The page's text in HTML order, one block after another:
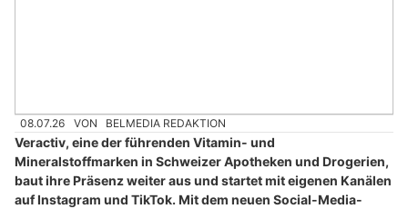
08.07.26 VON BELMEDIA REDAKTION
Veractiv, eine der führenden Vitamin- und
Mineralstoffmarken in Schweizer Apotheken und Drogerien,
baut ihre Präsenz weiter aus und startet mit eigenen Kanälen
auf Instagram und TikTok. Mit dem neuen Social-Media-